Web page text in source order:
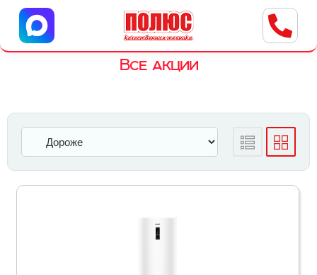
Центр бытовой техники
г. Ульяновск, ул. Пушкарева, 8a
Все акции